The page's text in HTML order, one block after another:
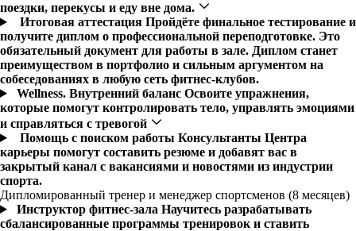
поездки, перекусы и еду вне дома.
Итоговая аттестация Пройдёте финальное тестирование и
получите диплом о профессиональной переподготовке. Это
обязательный документ для работы в зале. Диплом станет
преимуществом в портфолио и сильным аргументом на
собеседованиях в любую сеть фитнес-клубов.
Wellness. Внутренний баланс Освоите упражнения,
которые помогут контролировать тело, управлять эмоциями
и справляться с тревогой
Помощь с поиском работы Консультанты Центра
карьеры помогут составить резюме и добавят вас в
закрытый канал с вакансиями и новостями из индустрии
спорта.
Дипломированный тренер и менеджер спортсменов (8 месяцев)
Инструктор фитнес-зала Научитесь разрабатывать
сбалансированные программы тренировок и ставить